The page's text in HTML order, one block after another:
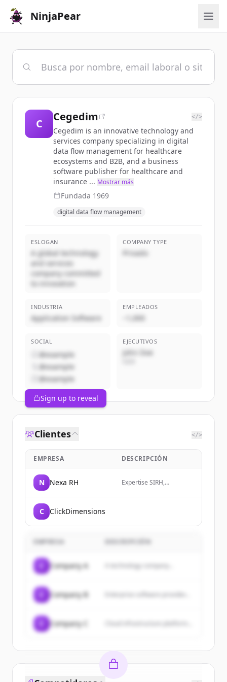
NinjaPear
C
Cegedim </>
Cegedim is an innovative technology and
services company specializing in digital
data flow management for healthcare
ecosystems and B2B, and a business
software publisher for healthcare and
insurance ... Mostrar más
Fundada 1969
digital data flow management
ESLOGAN
A global technology
and services
company committed
to innovation
COMPANY TYPE
Privado
INDUSTRIA
Application Software
EMPLEADOS
~1,000
SOCIAL
@example
@example
@example
EJECUTIVOS
John Doe
Sign up to reveal
Clientes </>
EMPRESA DESCRIPCIÓN
N Nexa RH
Expertise SIRH,
indépendants pour mieux
vous aider à décider de
solution RH, talent et
C ClickDimensions
EMPRESA
Company A A technology company...
Company B
Company C